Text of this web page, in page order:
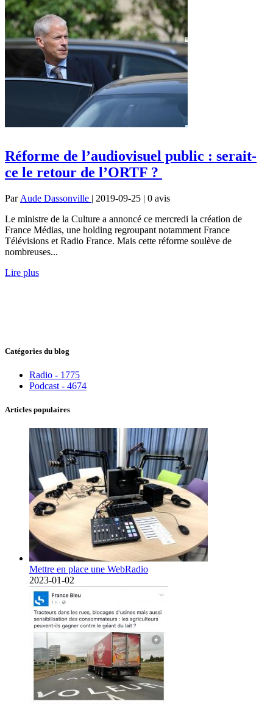
Réforme de l’audiovisuel public : serait-
ce le retour de l’ORTF ?
Par Aude Dassonville | 2019-09-25 | 0 avis
Le ministre de la Culture a annoncé ce mercredi la création de
France Médias, une holding regroupant notamment France
Télévisions et Radio France. Mais cette réforme soulève de
nombreuses...
Lire plus
Catégories du blog
Radio - 1775
Podcast - 4674
Articles populaires
Mettre en place une WebRadio
2023-01-02